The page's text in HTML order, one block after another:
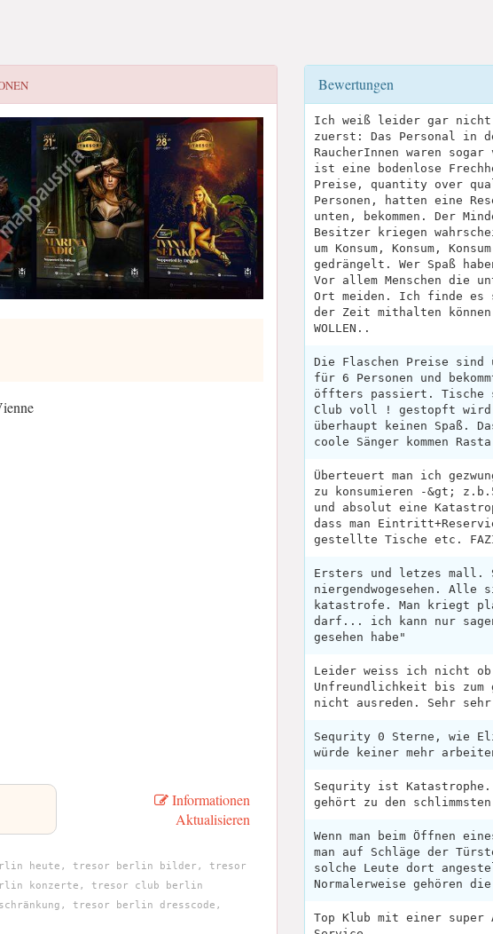
Informationen
Aktualisieren
heute, tresor berlin bilder, tresor
konzerte, tresor club berlin
tresor berlin dresscode,
Bewertungen
Ich weiß leider gar nicht
zuerst: Das Personal in
RaucherInnen waren sogar
ist eine bodenlose
Preise, quantity over
Personen, hatten eine
unten, bekommen. Der
Besitzer kriegen
um Konsum, Konsum,
gedrängelt. Wer Spaß
Vor allem Menschen die
Ort meiden. Ich finde es
der Zeit mithalten
WOLLEN..
Die Flaschen Preise
für 6 Personen und
öffters passiert. Tische
Club voll ! gestopft
überhaupt keinen Spaß.
coole Sänger kommen
Überteuert man ich
zu konsumieren -&gt;
und absolut eine
dass man
gestellte Tische etc.
Ersters und letzes mall.
niergendwogesehen.
katastrofe. Man kriegt
darf... ich kann nur
gesehen habe"
Leider weiss ich nicht
Unfreundlichkeit bis
nicht ausreden. Sehr
Sequrity 0 Sterne, wie
würde keiner mehr
Sequrity ist
gehört zu den
Wenn man beim Öffnen
man auf Schläge der
solche Leute dort
Normalerweise gehören
Top Klub mit einer super